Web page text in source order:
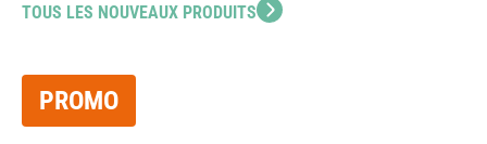
TOUS LES NOUVEAUX PRODUITS
PROMO